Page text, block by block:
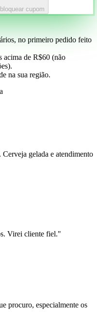
cupom
no primeiro pedido feito
acima de R$60 (não
na sua região.
gelada e atendimento
Virei cliente fiel."
procuro, especialmente os